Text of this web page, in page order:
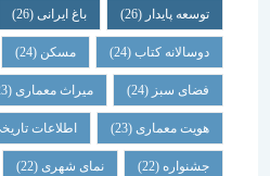
توسعه پایدار(26) باغ ایرانی (26)
دوسالانه کتاب(24) مسکن(24)
فضای سبز(24) میراث معماری(23)
هویت معماری(23) اطلاعات تاریخی(23)
جشنواره(22) نمای شهری(22)